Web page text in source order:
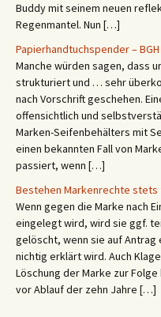
Buddy mit seinem neuen
Regenmantel. Nun […]
Papierhandtuchspender –
Manche würden sagen, dass
strukturiert und … sehr
nach Vorschrift geschehen.
offensichtlich und
Marken-Seifenbehälters mit
einen bekannten Fall von
passiert, wenn […]
Bestehen Markenrechte stets
Wenn gegen die Marke nach
eingelegt wird, wird sie ggf.
gelöscht, wenn sie auf
nichtig erklärt wird. Auch
Löschung der Marke zur
vor Ablauf der zehn Jahre […]